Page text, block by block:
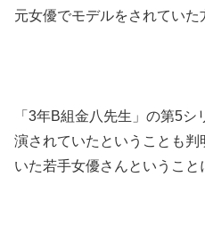
元女優でモデルをされていた
「3年B組金八先生」の第5
演されていたということも
いた若手女優さんということ